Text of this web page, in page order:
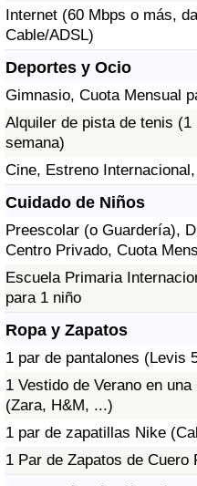
Internet (60 Mbps o más,
Cable/ADSL)
Deportes y Ocio
Gimnasio, Cuota Mensual
Alquiler de pista de tenis (1
semana)
Cine, Estreno
Cuidado de Niños
Preescolar (o Guardería),
Centro Privado, Cuota
Escuela Primaria
para 1 niño
Ropa y Zapatos
1 par de pantalones (Levis
1 Vestido de Verano en
(Zara, H&M, ...)
1 par de zapatillas Nike
1 Par de Zapatos de Cuero